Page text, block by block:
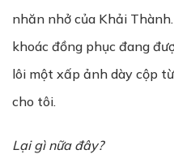
nhăn nhở của Khải
khoác đồng phục đang
lôi một xấp ảnh dày cộp
cho tôi.
Lại gì nữa đây?